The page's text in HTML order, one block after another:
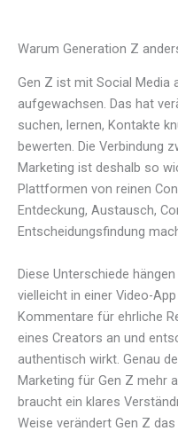
Warum Generation Z
Gen Z ist mit Social Media
aufgewachsen. Das hat
suchen, lernen, Kontakte
bewerten. Die Verbindung
Marketing ist deshalb so
Plattformen von reinen
Entdeckung, Austausch,
Entscheidungsfindung
Diese Unterschiede
vielleicht in einer Video-
Kommentare für ehrliche
eines Creators an und
authentisch wirkt. Genau
Marketing für Gen Z mehr
braucht ein klares
Weise verändert Gen Z